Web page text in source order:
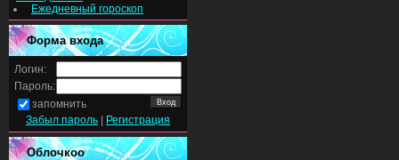
Ежедневный гороскоп
Форма входа
Логин:
Пароль:
запомнить
Забыл пароль
Регистрация
Облочкоо